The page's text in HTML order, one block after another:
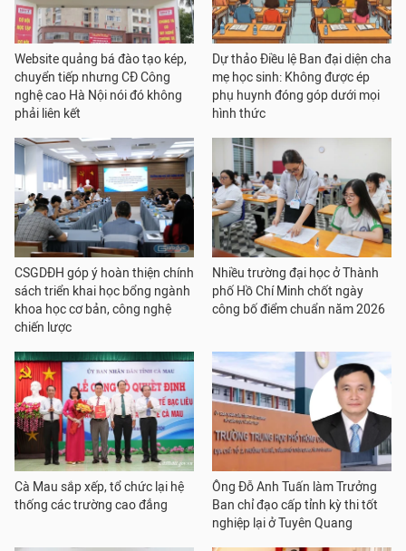
Website quảng bá đào tạo kép,
chuyển tiếp nhưng CĐ Công
nghệ cao Hà Nội nói đó không
phải liên kết
Dự thảo Điều lệ Ban đại diện cha
mẹ học sinh: Không được ép
phụ huynh đóng góp dưới mọi
hình thức
CSGDĐH góp ý hoàn thiện chính
sách triển khai học bổng ngành
khoa học cơ bản, công nghệ
chiến lược
Nhiều trường đại học ở Thành
phố Hồ Chí Minh chốt ngày
công bố điểm chuẩn năm 2026
Cà Mau sắp xếp, tổ chức lại hệ
thống các trường cao đẳng
Ông Đỗ Anh Tuấn làm Trưởng
Ban chỉ đạo cấp tỉnh kỳ thi tốt
nghiệp lại ở Tuyên Quang